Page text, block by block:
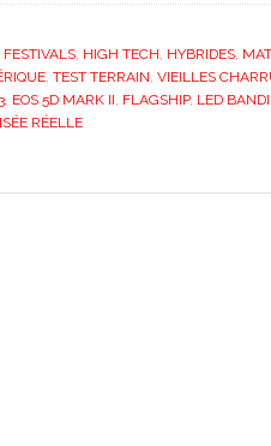
FESTIVALS, HIGH TECH, HYBRIDES,
, TEST TERRAIN, VIEILLES
, EOS 5D MARK II, FLAGSHIP, LED
RÉELLE